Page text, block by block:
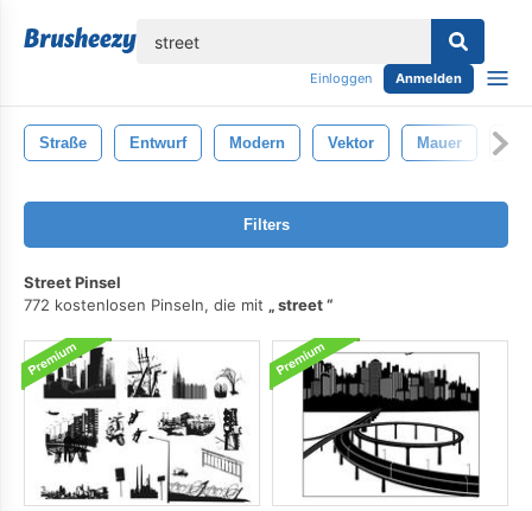
Einloggen Anmelden
Straße Entwurf Modern Vektor Mauer
Filters
Street Pinsel
772 kostenlosen Pinseln, die mit
street